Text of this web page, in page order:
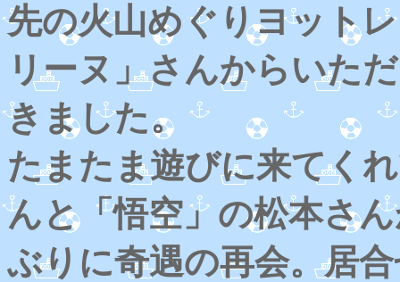
先の火山めぐりヨット
リーヌ」さんからいた
きました。
たまたま遊びに来てく
んと「悟空」の松本さ
ぶりに奇遇の再会。居